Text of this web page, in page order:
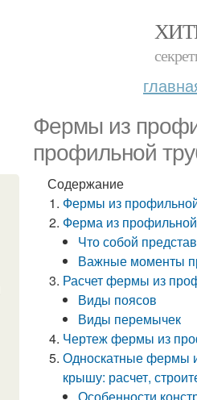
Фермы из
профильной
Содержание
Фермы из
Ферма из
Что собой
Важные моменты
Расчет фермы из
Виды поясов
Виды перемычек
Чертеж фермы из
Односкатные фермы
крышу: расчет,